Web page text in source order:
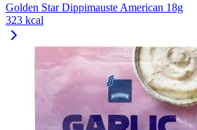
Golden Star Dippimauste American 18g
323 kcal